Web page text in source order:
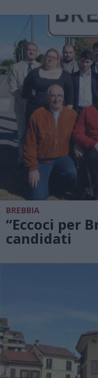
BREBBIA
“Eccoci per
candidati